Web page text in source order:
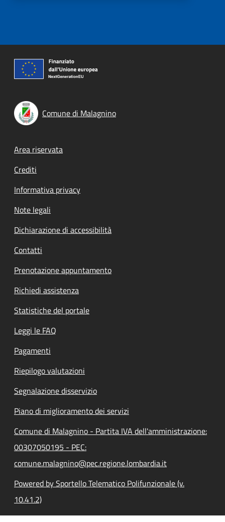
Comune di Malagnino
Footer menu
Area riservata
Crediti
Informativa privacy
Note legali
Dichiarazione di accessibilità
Contatti
Prenotazione appuntamento
Richiedi assistenza
Statistiche del portale
Leggi le FAQ
Pagamenti
Riepilogo valutazioni
Segnalazione disservizio
Piano di miglioramento dei servizi
Comune di Malagnino - Partita IVA dell'amministrazione:
00307050195 - PEC:
comune.malagnino@pec.regione.lombardia.it
Powered by Sportello Telematico Polifunzionale (v.
10.41.2)